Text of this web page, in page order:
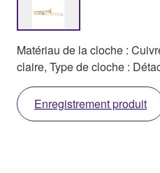
Matériau de la cloche :
claire, Type de cloche :
Enregistrement produit